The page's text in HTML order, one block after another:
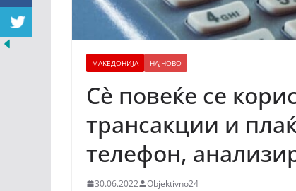
МАКЕДОНИЈА НАЈНОВО
Сѐ повеќе се
трансакции и
телефон,
30.06.2022 Objektivno24